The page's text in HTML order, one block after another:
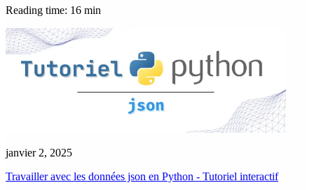
Reading time: 16 min
janvier 2, 2025
Travailler avec les données json en Python - Tutoriel interactif